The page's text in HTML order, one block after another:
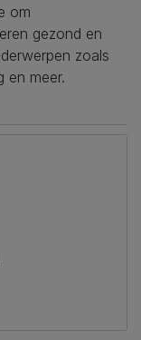
om
gezond en
zoals
en meer.